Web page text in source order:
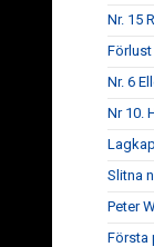
Nr. 15
Nr. 6
Nr 10.
Slitna
Peter
Första